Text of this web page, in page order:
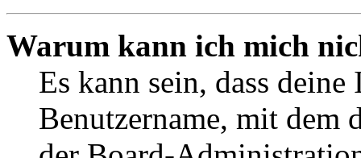
Warum kann ich mich
Es kann sein, dass
Benutzername, mit dem